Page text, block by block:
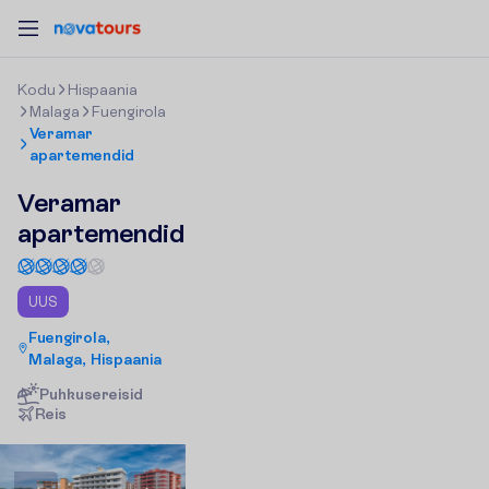
Kodu
Hispaania
Malaga
Fuengirola
Veramar
apartemendid
Veramar
apartemendid
UUS
Fuengirola,
Malaga, Hispaania
Puhkusereisid
Reis